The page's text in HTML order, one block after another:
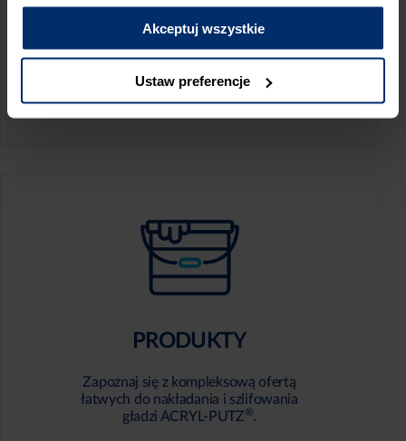
Akceptuj wszystkie
Ustaw preferencje
KALKULATOR ZUŻYCIA
Oblicz, jaką ilość produktów potrzebujesz,
aby perfekcyjnie wygładzić swoje ściany.
PRODUKTY
Zapoznaj się z kompleksową ofertą
łatwych do nakładania i szlifowania
gładzi ACRYL-PUTZ®.